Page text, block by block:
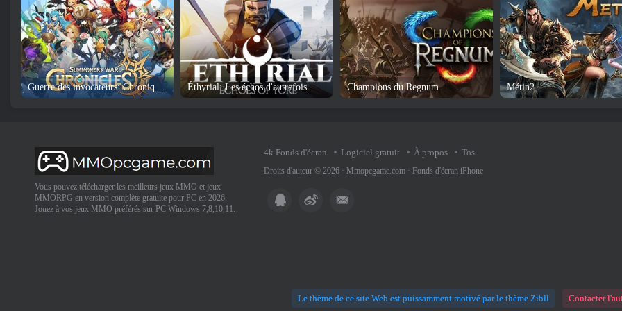
Éthyrial: Les échos d'autrefois Champions du Regnum Métin2
Vous pouvez télécharger les meilleurs jeux MMO et jeux
MMORPG en version complète gratuite pour PC en 2026.
Jouez à vos jeux MMO préférés sur PC Windows 7,8,10,11.
4k Fonds d'écran Logiciel gratuit À propos Tos
Droits d'auteur © 2026 · Mmopcgame.com · Fonds d'écran iPhone
Le thème de ce site Web est puissamment motivé par le thème Zibll Contacter